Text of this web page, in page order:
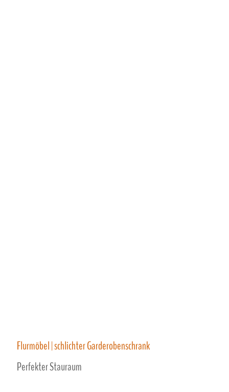
Flurmöbel | schlichter Garderobenschrank
Perfekter Stauraum